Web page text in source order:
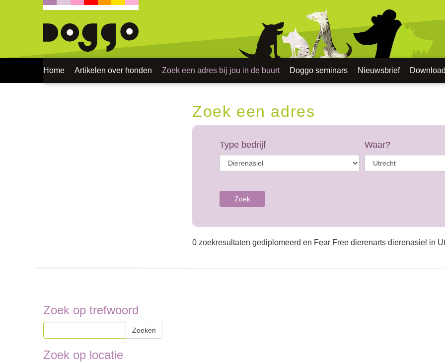
Home Artikelen over honden Zoek een adres bij jou in de buurt Doggo seminars Nieuwsbrief
Zoek een adres
Type bedrijf Waar?
Zoek
0 zoekresultaten gediplomeerd en Fear Free dierenarts dierenasiel in
Zoek op trefwoord
Zoeken
Zoek op locatie